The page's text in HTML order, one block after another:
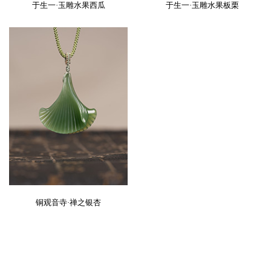
于生一·玉雕水果西瓜 于生一·玉雕水果板栗
铜观音寺·禅之银杏